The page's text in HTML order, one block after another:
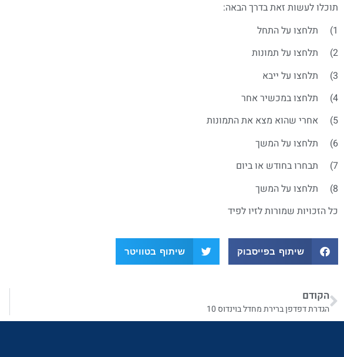
תוכלו לעשות זאת בדרך הבאה:
1) תלחצו על התחל
2) תלחצו על תמונות
3) תלחצו על ייבא
4) תלחצו במכשיר אחר
5) אחרי שהוא מצא את התמונות
6) תלחצו על המשך
7) תבחרו בחודש או ביום
8) תלחצו על המשך
כל הזכויות שמורות לזיו לפיד
שיתוף בפייסבוק שיתוף בטוויטר
הקודם
הגדרת דפדפן ברירת מחדל בוינדוס 10